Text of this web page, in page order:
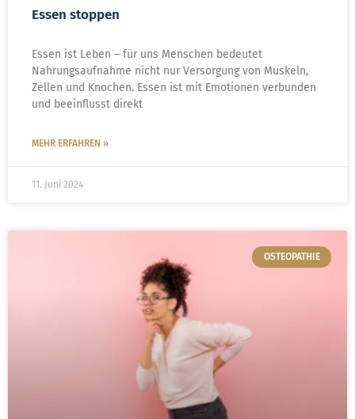
Essen stoppen
Essen ist Leben – für uns Menschen bedeutet
Nahrungsaufnahme nicht nur Versorgung von Muskeln,
Zellen und Knochen. Essen ist mit Emotionen verbunden
und beeinflusst direkt
MEHR ERFAHREN »
11. Juni 2024
OSTEOPATHIE